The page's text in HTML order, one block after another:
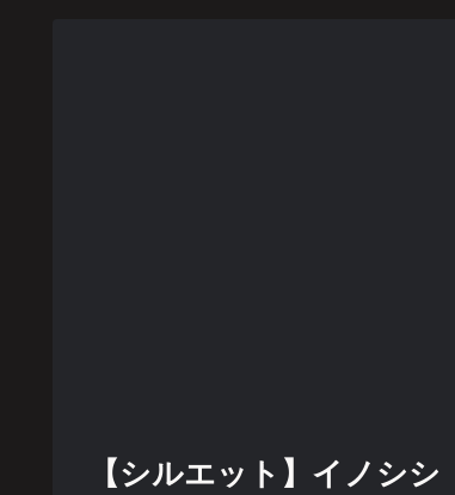
【シルエット】イノシ